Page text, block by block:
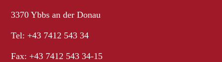
3370 Ybbs an der Donau
Tel: +43 7412 543 34
Fax: +43 7412 543 34-15